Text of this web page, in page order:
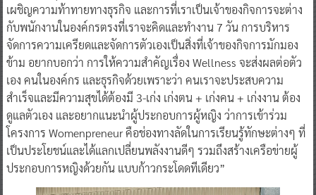
เผชิญความท้าทายทางธุรกิจ และการที่เราเป็นเจ้าของกิจการจะต่าง
กับพนักงานในองค์กรตรงที่เราจะคิดและทำงาน 7 วัน การบริหาร
จัดการความเครียดและจัดการตัวเองเป็นสิ่งที่เจ้าของกิจการมักมอง
ข้าม อยากบอกว่า การให้ความสำคัญเรื่อง Wellness จะส่งผลต่อตัว
เอง คนในองค์กร และธุรกิจด้วยเพราะว่า คนเราจะประสบความ
สำเร็จและมีความสุขได้ต้องมี 3-เก่ง เก่งตน + เก่งคน + เก่งงาน ต้อง
ดูแลตัวเอง และอยากแนะนำผู้ประกอบการผู้หญิง ว่าการเข้าร่วม
โครงการ Womenpreneur คือช่องทางลัดในการเรียนรู้ทักษะต่างๆ ที่
เป็นประโยชน์และได้แลกเปลี่ยนพลังงานดีๆ รวมถึงสร้างเครือข่ายผู้
ประกอบการหญิงด้วยกัน แบบก้าวกระโดดทีเดียว”